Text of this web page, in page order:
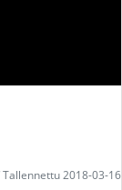
Tallennettu 2018-03-16